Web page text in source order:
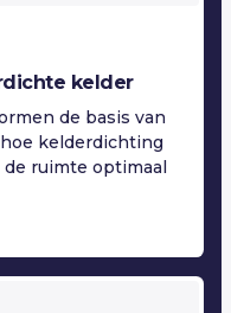
kelder
de basis van
kelderdichting
ruimte optimaal